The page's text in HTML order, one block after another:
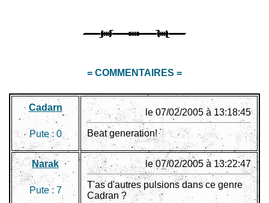
= COMMENTAIRES =
Cadarn
Pute :0
le 07/02/2005 à 13:18:45
Beat generation!
Narak
Pute : 7
le 07/02/2005 à 13:22:47
T'as d'autres pulsions dans ce genre
Cadran ?